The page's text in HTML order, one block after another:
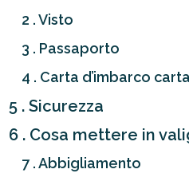
2 . Visto
3 . Passaporto
4 . Carta d’imbarco
5 . Sicurezza
6 . Cosa mettere in
7 . Abbigliamento